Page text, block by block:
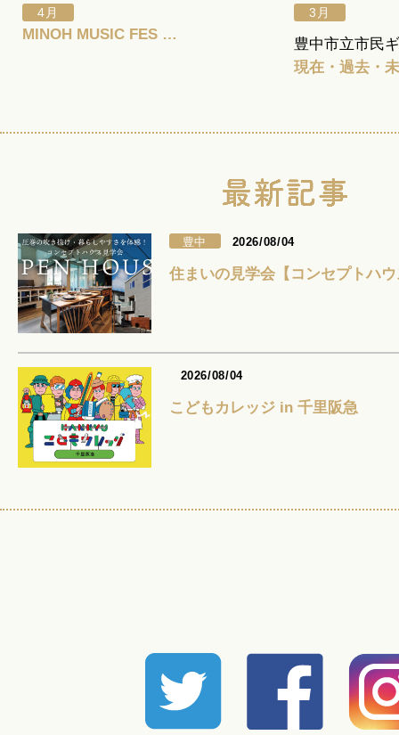
4月
MINOH MUSIC FES …
3月
豊中市立市民
現在・過去・
豊中 2026/08/04
住まいの見学会【コンセプトハ
2026/08/04
こどもカレッジ in 千里阪急